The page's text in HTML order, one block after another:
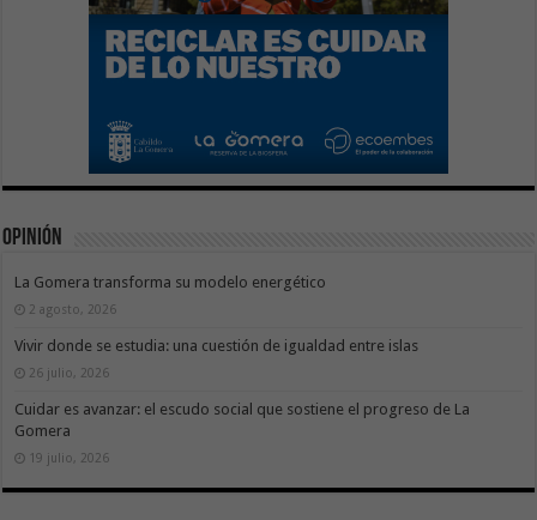
Opinión
La Gomera transforma su modelo energético
2 agosto, 2026
Vivir donde se estudia: una cuestión de igualdad entre islas
26 julio, 2026
Cuidar es avanzar: el escudo social que sostiene el progreso de La
Gomera
19 julio, 2026